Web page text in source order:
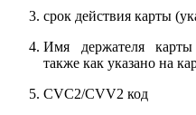
срок действия карты
Имя держателя
также как указано на
CVC2/CVV2 код